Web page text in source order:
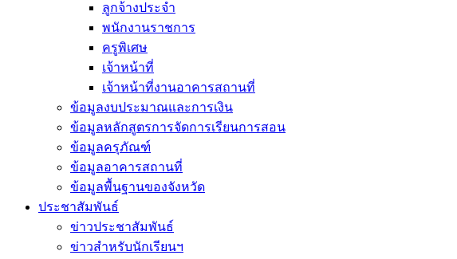
ลูกจ้างประจำ
พนักงานราชการ
ครูพิเศษ
เจ้าหน้าที่
เจ้าหน้าที่งานอาคารสถานที่
ข้อมูลงบประมาณและการเงิน
ข้อมูลหลักสูตรการจัดการเรียนการสอน
ข้อมูลครุภัณฑ์
ข้อมูลอาคารสถานที่
ข้อมูลพื้นฐานของจังหวัด
ประชาสัมพันธ์
ข่าวประชาสัมพันธ์
ข่าวสำหรับนักเรียนฯ